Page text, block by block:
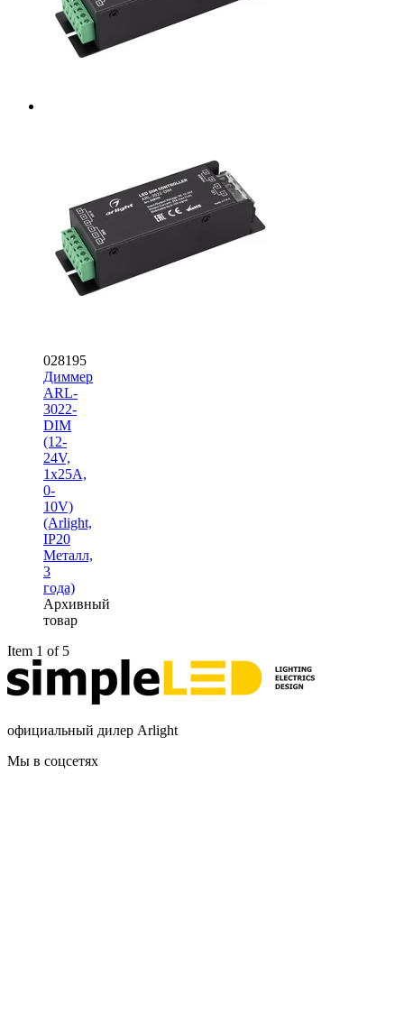
028195
Диммер
ARL-
3022-
DIM
(12-
24V,
1x25A,
0-
10V)
(Arlight,
IP20
Металл,
3
года)
Архивный
товар
Item 1 of 5
официальный дилер Arlight
Мы в соцсетях